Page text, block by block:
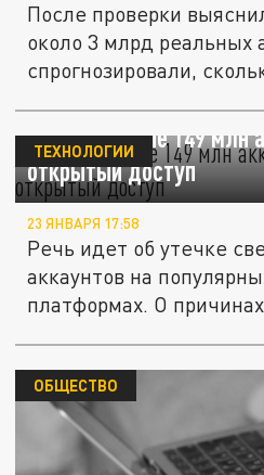
После проверки
около 3 млрд реальных
спрогнозировали,
Wired: Данные 149 млн
открытый доступ
ТЕХНОЛОГИИ
23 ЯНВАРЯ 17:58
Речь идет об утечке
аккаунтов на
платформах. О
ОБЩЕСТВО